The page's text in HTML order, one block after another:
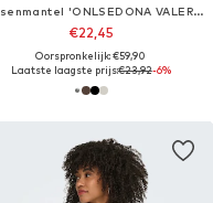
Tussenmantel 'ONLSEDONA VALERIE'
€22,45
Oorspronkelijk: €59,90
Laatste laagste prijs:€23,92-6%